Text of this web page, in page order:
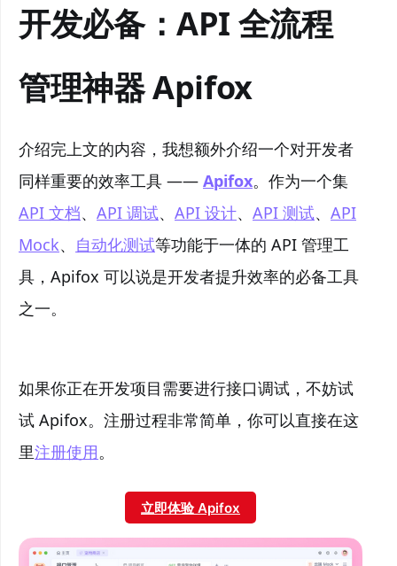
开发必备：API 全流程
管理神器 Apifox
介绍完上文的内容，我想额外介绍一个对开发者
同样重要的效率工具 —— Apifox。作为一个集
API 文档、 API 调试、 API 设计、 API 测试、 API
Mock、 自动化测试等功能于一体的 API 管理工
具，Apifox 可以说是开发者提升效率的必备工具
之一。
如果你正在开发项目需要进行接口调试，不妨试
试 Apifox。注册过程非常简单，你可以直接在这
里注册使用。
立即体验 Apifox